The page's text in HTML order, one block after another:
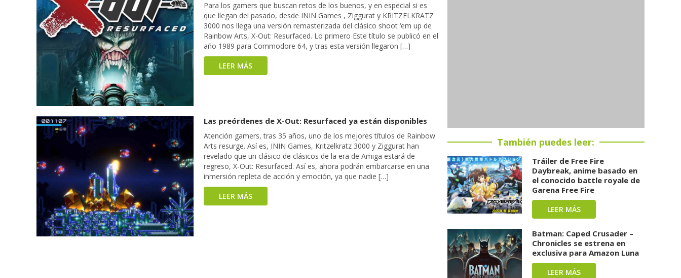
Para los gamers que buscan retos de los buenos, y en especial si es
que llegan del pasado, desde ININ Games , Ziggurat y KRITZELKRATZ
3000 nos llega una versión remasterizada del clásico shoot ‘em up de
Rainbow Arts, X-Out: Resurfaced. Lo primero Este título se publicó en el
año 1989 para Commodore 64, y tras esta versión llegaron […]
LEER MÁS
Las preórdenes de X-Out: Resurfaced ya están disponibles
Atención gamers, tras 35 años, uno de los mejores títulos de Rainbow
Arts resurge. Así es, ININ Games, Kritzelkratz 3000 y Ziggurat han
revelado que un clásico de clásicos de la era de Amiga estará de
regreso, X-Out: Resurfaced. Así es, ahora podrán embarcarse en una
inmersión repleta de acción y emoción, ya que nadie […]
LEER MÁS
También puedes leer:
Tráiler de Free Fire
Daybreak, anime basado en
el conocido battle royale de
Garena Free Fire
LEER MÁS
Batman: Caped Crusader –
Chronicles se estrena en
exclusiva para Amazon Luna
LEER MÁS